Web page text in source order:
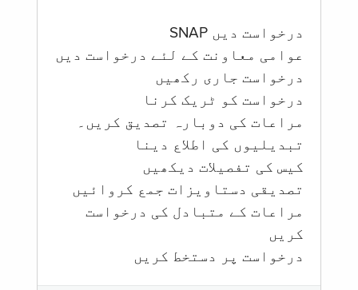
درخواست دیں SNAP
عوامی معاونت کے لئے درخواست دیں
درخواست جاری رکھیں
درخواست کو ٹریک کرنا
مراعات کی دوبارہ تصدیق کریں۔
تبدیلیوں کی اطلاع دینا
کیس کی تفصیلات دیکھیں
تصدیقی دستاویزات جمع کروائیں
مراعات کے متبادل کی درخواست
کریں
درخواست پر دستخط کریں